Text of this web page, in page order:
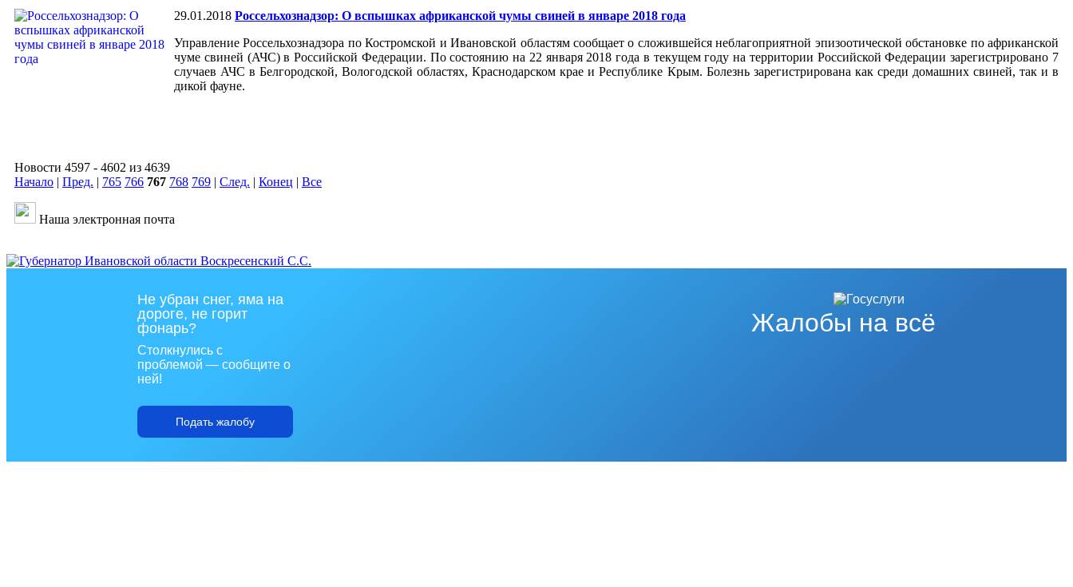
29.01.2018 Россельхознадзор: О вспышках африканской чумы свиней в январе 2018 года
Управление Россельхознадзора по Костромской и Ивановской областям сообщает о сложившейся неблагоприятной эпизоотической обстановке по африканской
чуме свиней (АЧС) в Российской Федерации. По состоянию на 22 января 2018 года в текущем году на территории Российской Федерации зарегистрировано 7
случаев АЧС в Белгородской, Вологодской областях, Краснодарском крае и Республике Крым. Болезнь зарегистрирована как среди домашних свиней, так и в
дикой фауне.
Новости 4597 - 4602 из 4639
Начало | Пред. | 765 766 767 768 769 | След. | Конец | Все
Наша электронная почта
Жалобы на всё
Не убран снег, яма на
дороге, не горит
фонарь?
Столкнулись с
проблемой — сообщите о
ней!
Подать жалобу